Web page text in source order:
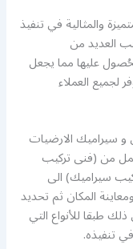
والمثالية في تنفيذ
العديد من
عليها مما يجعل
لجميع العملاء
و سيراميك الارضيات
من (فنى تركيب
سيراميك) الى
المكان ثم تحديد
طبقا للأنواع التي
تنفيذه.